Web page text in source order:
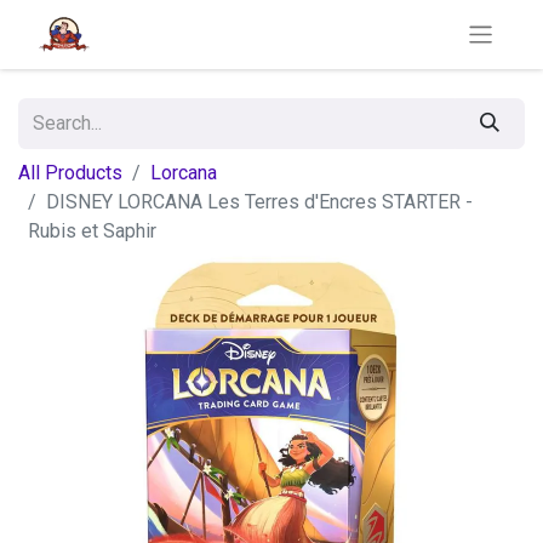
All Products
Lorcana
DISNEY LORCANA Les Terres d'Encres STARTER -
Rubis et Saphir